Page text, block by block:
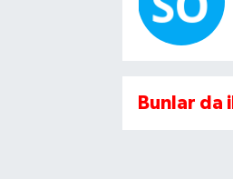
Bunlar da